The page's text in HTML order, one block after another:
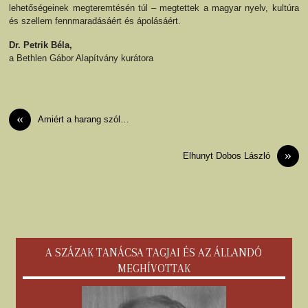
lehetőségeinek megteremtésén túl – megtettek a magyar nyelv, kultúra
és szellem fennmaradásáért és ápolásáért.
Dr. Petrik Béla,
a Bethlen Gábor Alapítvány kurátora
« Amiért a harang szól…
»
Elhunyt Dobos László
A SZÁZAK TANÁCSA TAGJAI ÉS AZ ÁLLANDÓ
MEGHÍVOTTAK